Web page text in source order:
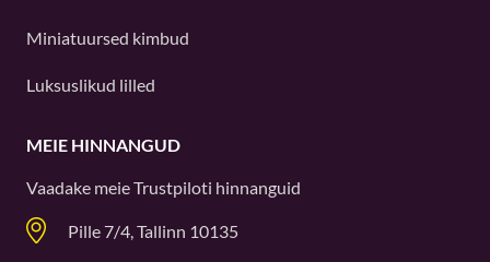
Miniatuursed kimbud
Luksuslikud lilled
MEIE HINNANGUD
Vaadake meieTrustpiloti hinnanguid
Pille 7/4, Tallinn 10135